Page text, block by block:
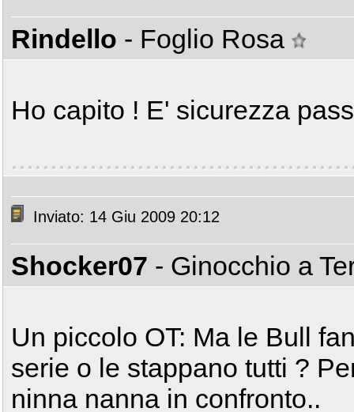
Rindello - Foglio Rosa
Ho capito ! E' sicurezza
Inviato: 14 Giu 2009 20:12
Shocker07 - Ginocchio a
Un piccolo OT: Ma le Bull
serie o le stappano tutti ?
ninna nanna in confronto..